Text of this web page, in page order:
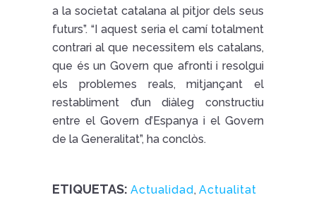
a la societat catalana al pitjor dels seus
futurs”. “I aquest seria el camí totalment
contrari al que necessitem els catalans,
que és un Govern que afronti i resolgui
els problemes reals, mitjançant el
restabliment d’un diàleg constructiu
entre el Govern d’Espanya i el Govern
de la Generalitat”, ha conclòs.
ETIQUETAS: Actualidad, Actualitat